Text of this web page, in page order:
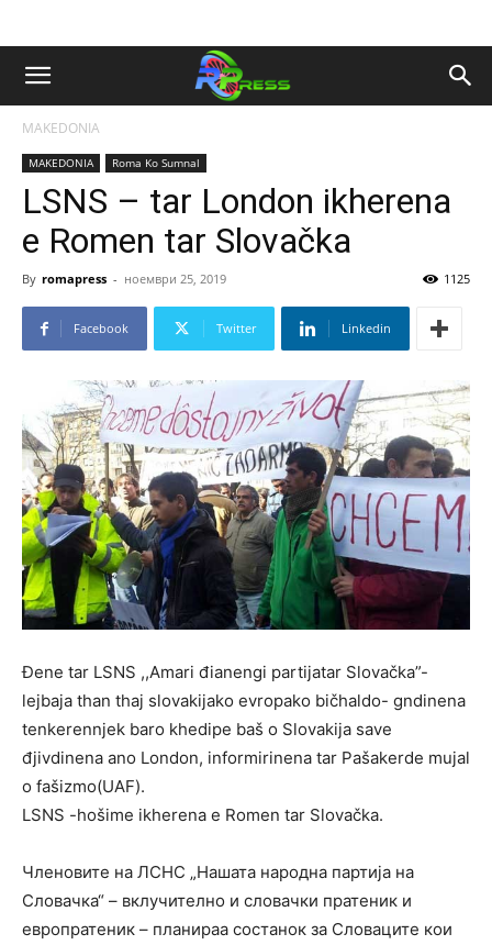
MAKEDONIA
MAKEDONIA Roma Ko Sumnal
LSNS – tar London ikherena
e Romen tar Slovačka
By romapress - ноември 25, 2019 1125
Facebook Twitter Linkedin
Đene tar LSNS ,,Amari đianengi partijatar Slovačka”-
lejbaja than thaj slovakijako evropako bičhaldo- gndinena
tenkerennjek baro khedipe baš o Slovakija save
đjivdinena ano London, informirinena tar Pašakerde mujal
o fašizmo(UAF).
LSNS -hošime ikherena e Romen tar Slovačka.
Членовите на ЛСНС „Нашата народна партија на
Словачка“ – вклучително и словачки пратеник и
европратеник – планираа состанок за Словаците кои